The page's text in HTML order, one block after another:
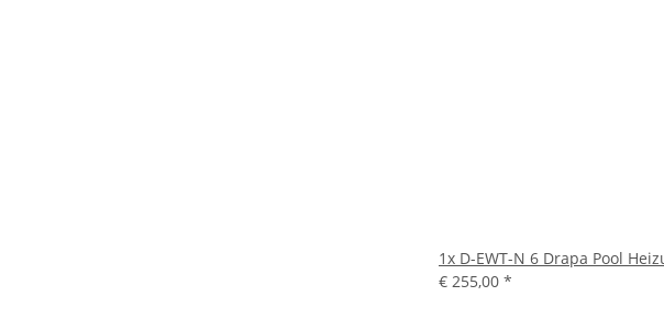
1x D-EWT-N 6 Drapa Pool
€ 255,00 *